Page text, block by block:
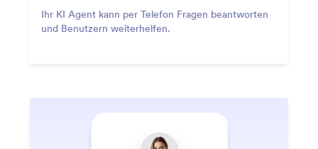
Ihr KI Agent kann per Telefon Fragen beantworten
und Benutzern weiterhelfen.